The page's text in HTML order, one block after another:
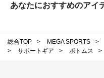
あなたにおすすめのアイ
総合TOP > MEGA SPORTS >
>
サポートギア > ボトムス >